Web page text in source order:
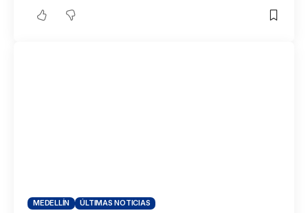
MEDELLÍN ÚLTIMAS NOTICIAS